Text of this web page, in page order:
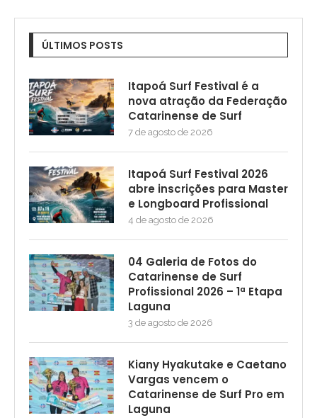
ÚLTIMOS POSTS
Itapoá Surf Festival é a
nova atração da Federação
Catarinense de Surf
7 de agosto de 2026
Itapoá Surf Festival 2026
abre inscrições para Master
e Longboard Profissional
4 de agosto de 2026
04 Galeria de Fotos do
Catarinense de Surf
Profissional 2026 – 1ª Etapa
Laguna
3 de agosto de 2026
Kiany Hyakutake e Caetano
Vargas vencem o
Catarinense de Surf Pro em
Laguna